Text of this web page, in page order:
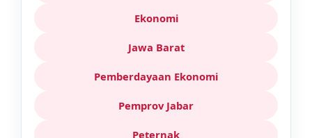
Ekonomi
Jawa Barat
Pemberdayaan Ekonomi
Pemprov Jabar
Peternak